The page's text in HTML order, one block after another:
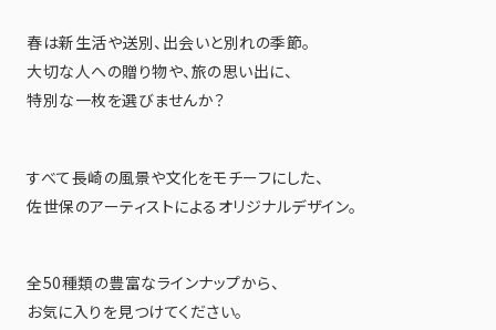
春は新生活や送別、出会いと別れの季節。
大切な人への贈り物や、旅の思い出に、
特別な一枚を選びませんか？
すべて長崎の風景や文化をモチーフにした、
佐世保のアーティストによるオリジナルデザイン。
全50種類の豊富なラインナップから、
お気に入りを見つけてください。